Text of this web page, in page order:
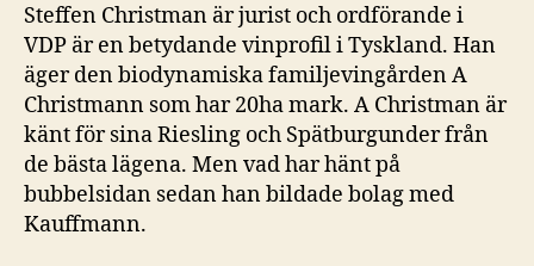
Steffen Christman är jurist och ordförande i
VDP är en betydande vinprofil i Tyskland. Han
äger den biodynamiska familjevingården A
Christmann som har 20ha mark. A Christman är
känt för sina Riesling och Spätburgunder från
de bästa lägena. Men vad har hänt på
bubbelsidan sedan han bildade bolag med
Kauffmann.